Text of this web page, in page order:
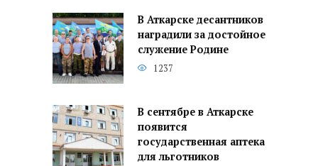
В Аткарске десантников
наградили за достойное
служение Родине
1237
В сентябре в Аткарске
появится
государственная аптека
для льготников